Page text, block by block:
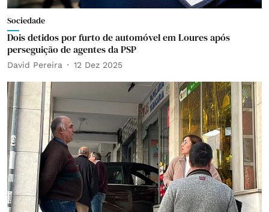
Sociedade
Dois detidos por furto de automóvel em Loures após
perseguição de agentes da PSP
David Pereira 12 Dez 2025